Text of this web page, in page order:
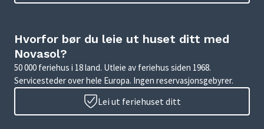
Hvorfor bør du leie ut huset ditt med
Novasol?
50 000 feriehus i 18 land. Utleie av feriehus siden 1968.
Servicesteder over hele Europa. Ingen reservasjonsgebyrer.
Lei ut feriehuset ditt